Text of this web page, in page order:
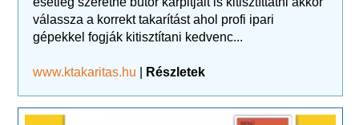
válassza a korrekt takarítást ahol profi ipari
gépekkel fogják kitisztítani kedvenc...
www.ktakaritas.hu Részletek